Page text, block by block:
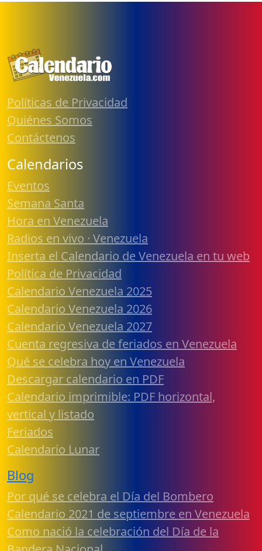
Políticas de Privacidad
Quiénes Somos
Contáctenos
Calendarios
Eventos
Semana Santa
Hora en Venezuela
Radios en vivo · Venezuela
Inserta el Calendario de Venezuela en tu web
Política de Privacidad
Calendario Venezuela 2025
Calendario Venezuela 2026
Calendario Venezuela 2027
Cuenta regresiva de feriados en Venezuela
Qué se celebra hoy en Venezuela
Descargar calendario en PDF
Calendario imprimible: PDF horizontal,
vertical y listado
Feriados
Calendario Lunar
Blog
Por qué se celebra el Día del Bombero
Calendario 2021 de septiembre en Venezuela
Como nació la celebración del Día de la